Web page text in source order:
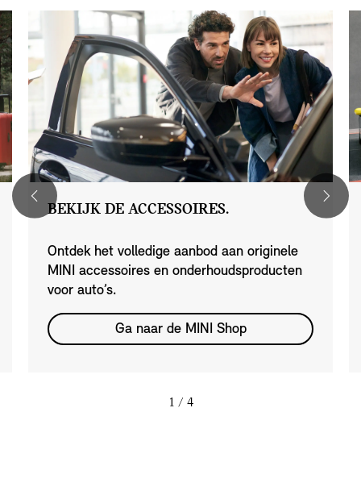
BEKIJK DE ACCESSOIRES.
Ontdek het volledige aanbod aan originele
MINI accessoires en onderhoudsproducten
voor auto’s.
Ga naar de MINI Shop
1 / 4